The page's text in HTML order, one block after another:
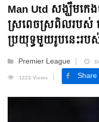
Man Utd សង្ឃឹមក
ស្រពេចស្រពិលរបស់
ប្រយុទ្ធមួយរូបនេះ​រ
Premier League
1223 Views
Share